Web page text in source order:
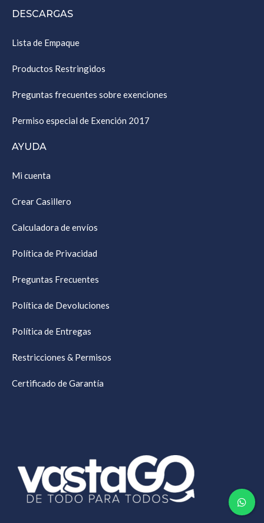
DESCARGAS
Lista de Empaque
Productos Restringidos
Preguntas frecuentes sobre exenciones
Permiso especial de Exención 2017
AYUDA
Mi cuenta
Crear Casillero
Calculadora de envíos
Política de Privacidad
Preguntas Frecuentes
Política de Devoluciones
Política de Entregas
Restricciones & Permisos
Certificado de Garantía